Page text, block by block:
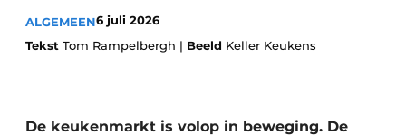
Vacature aanmelden
ALGEMEEN6 juli 2026
Tekst Tom Rampelbergh | Beeld Keller Keukens
De keukenmarkt is volop in beweging. De